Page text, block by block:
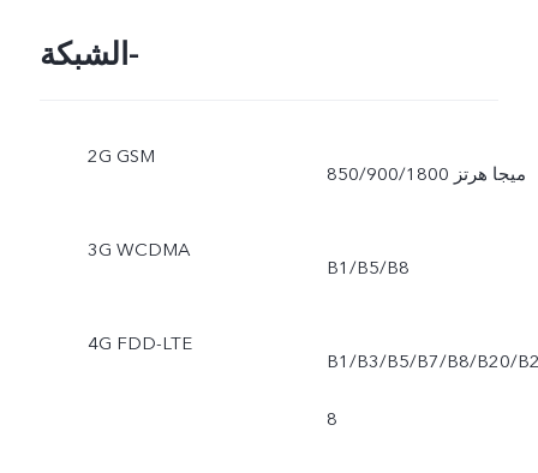
الشبكة-
2G GSM
850/900/1800 ميجا هرتز
3G WCDMA
B1/B5/B8
4G FDD-LTE
B1/B3/B5/B7/B8/B20/
8